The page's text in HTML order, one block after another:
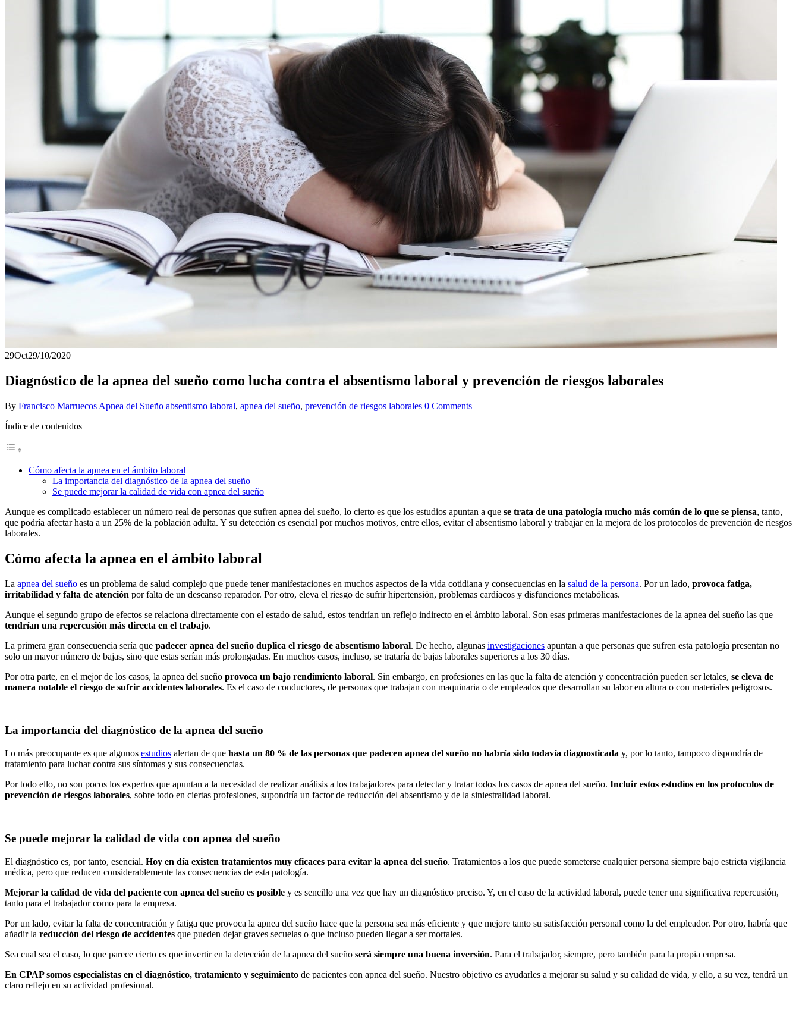
29Oct29/10/2020
Diagnóstico de la apnea del sueño como lucha contra el absentismo laboral y prevención de riesgos laborales
By Francisco Marruecos Apnea del Sueño absentismo laboral, apnea del sueño, prevención de riesgos laborales 0 Comments
Índice de contenidos
Cómo afecta la apnea en el ámbito laboral
La importancia del diagnóstico de la apnea del sueño
Se puede mejorar la calidad de vida con apnea del sueño
Aunque es complicado establecer un número real de personas que sufren apnea del sueño, lo cierto es que los estudios apuntan a que se trata de una patología mucho más común de lo que se piensa, tanto,
que podría afectar hasta a un 25% de la población adulta. Y su detección es esencial por muchos motivos, entre ellos, evitar el absentismo laboral y trabajar en la mejora de los protocolos de prevención de riesgos
laborales.
Cómo afecta la apnea en el ámbito laboral
La apnea del sueño es un problema de salud complejo que puede tener manifestaciones en muchos aspectos de la vida cotidiana y consecuencias en la salud de la persona. Por un lado, provoca fatiga,
irritabilidad y falta de atención por falta de un descanso reparador. Por otro, eleva el riesgo de sufrir hipertensión, problemas cardíacos y disfunciones metabólicas.
Aunque el segundo grupo de efectos se relaciona directamente con el estado de salud, estos tendrían un reflejo indirecto en el ámbito laboral. Son esas primeras manifestaciones de la apnea del sueño las que
tendrían una repercusión más directa en el trabajo.
La primera gran consecuencia sería que padecer apnea del sueño duplica el riesgo de absentismo laboral. De hecho, algunas investigaciones apuntan a que personas que sufren esta patología presentan no
solo un mayor número de bajas, sino que estas serían más prolongadas. En muchos casos, incluso, se trataría de bajas laborales superiores a los 30 días.
Por otra parte, en el mejor de los casos, la apnea del sueño provoca un bajo rendimiento laboral. Sin embargo, en profesiones en las que la falta de atención y concentración pueden ser letales, se eleva de
manera notable el riesgo de sufrir accidentes laborales. Es el caso de conductores, de personas que trabajan con maquinaria o de empleados que desarrollan su labor en altura o con materiales peligrosos.
La importancia del diagnóstico de la apnea del sueño
Lo más preocupante es que algunos estudios alertan de que hasta un 80 % de las personas que padecen apnea del sueño no habría sido todavía diagnosticada y, por lo tanto, tampoco dispondría de
tratamiento para luchar contra sus síntomas y sus consecuencias.
Por todo ello, no son pocos los expertos que apuntan a la necesidad de realizar análisis a los trabajadores para detectar y tratar todos los casos de apnea del sueño. Incluir estos estudios en los protocolos de
prevención de riesgos laborales, sobre todo en ciertas profesiones, supondría un factor de reducción del absentismo y de la siniestralidad laboral.
Se puede mejorar la calidad de vida con apnea del sueño
El diagnóstico es, por tanto, esencial. Hoy en día existen tratamientos muy eficaces para evitar la apnea del sueño. Tratamientos a los que puede someterse cualquier persona siempre bajo estricta vigilancia
médica, pero que reducen considerablemente las consecuencias de esta patología.
Mejorar la calidad de vida del paciente con apnea del sueño es posible y es sencillo una vez que hay un diagnóstico preciso. Y, en el caso de la actividad laboral, puede tener una significativa repercusión,
tanto para el trabajador como para la empresa.
Por un lado, evitar la falta de concentración y fatiga que provoca la apnea del sueño hace que la persona sea más eficiente y que mejore tanto su satisfacción personal como la del empleador. Por otro, habría que
añadir la reducción del riesgo de accidentes que pueden dejar graves secuelas o que incluso pueden llegar a ser mortales.
Sea cual sea el caso, lo que parece cierto es que invertir en la detección de la apnea del sueño será siempre una buena inversión. Para el trabajador, siempre, pero también para la propia empresa.
En CPAP somos especialistas en el diagnóstico, tratamiento y seguimiento de pacientes con apnea del sueño. Nuestro objetivo es ayudarles a mejorar su salud y su calidad de vida, y ello, a su vez, tendrá un
claro reflejo en su actividad profesional.